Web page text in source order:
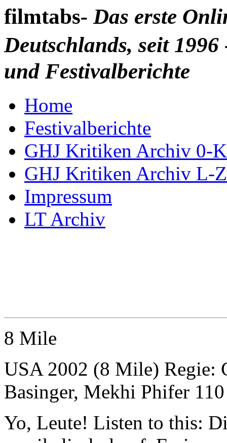
filmtabs- Das erste
Deutschlands, seit
und Festivalberichte
Home
Festivalberichte
GHJ Kritiken Archiv 0-K
GHJ Kritiken Archiv L-Z
Impressum
LT Archiv
8 Mile
USA 2002 (8 Mile) Regie:
Basinger, Mekhi Phifer
Yo, Leute! Listen to this: